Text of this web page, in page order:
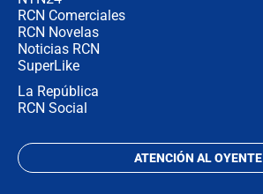
RCN Comerciales
RCN Novelas
Noticias RCN
SuperLike
La República
RCN Social
ATENCIÓN AL OYENTE